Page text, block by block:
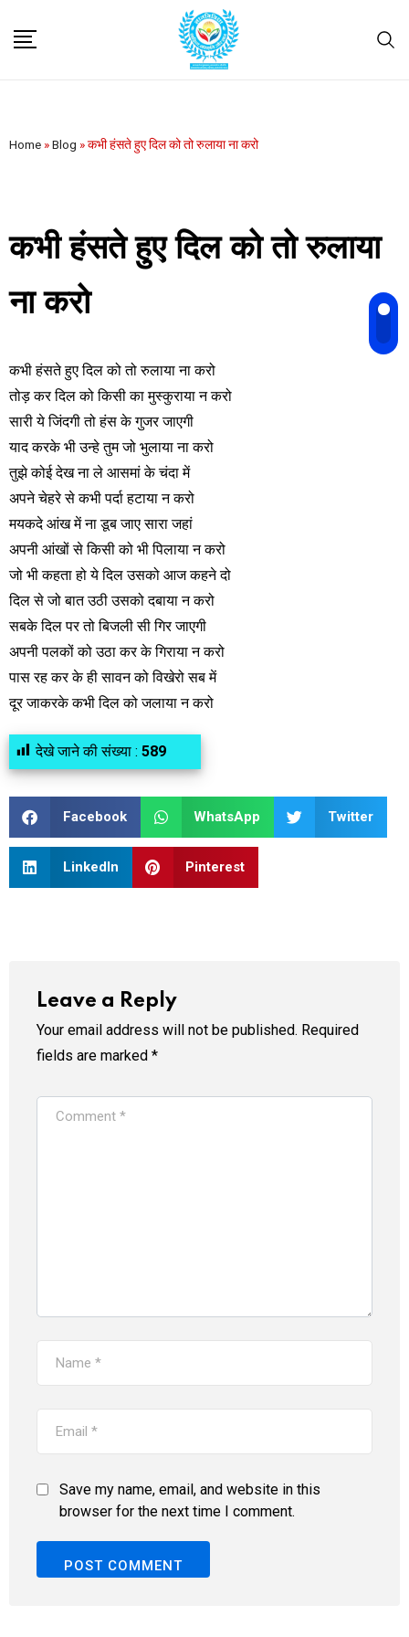
Home »Blog »कभी हंसते हुए दिल को तो रुलाया ना करो
कभी हंसते हुए दिल को तो रुलाया
ना करो
कभी हंसते हुए दिल को तो रुलाया ना करो
तोड़ कर दिल को किसी का मुस्कुराया न करो
सारी ये जिंदगी तो हंस के गुजर जाएगी
याद करके भी उन्हे तुम जो भुलाया ना करो
तुझे कोई देख ना ले आसमां के चंदा में
अपने चेहरे से कभी पर्दा हटाया न करो
मयकदे आंख में ना डूब जाए सारा जहां
अपनी आंखों से किसी को भी पिलाया न करो
जो भी कहता हो ये दिल उसको आज कहने दो
दिल से जो बात उठी उसको दबाया न करो
सबके दिल पर तो बिजली सी गिर जाएगी
अपनी पलकों को उठा कर के गिराया न करो
पास रह कर के ही सावन को विखेरो सब में
दूर जाकरके कभी दिल को जलाया न करो
देखे जाने की संख्या : 589
Facebook WhatsApp Twitter
LinkedIn Pinterest
Leave a Reply
Your email address will not be published. Required
fields are marked *
Save my name, email, and website in this
browser for the next time I comment.